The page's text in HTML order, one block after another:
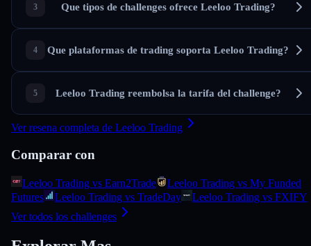
Que tipos de challenges ofrece Leeloo Trading?
Que plataformas de trading soporta Leeloo Trading?
Leeloo Trading reembolsa la tarifa del challenge?
Ver resena completa de Leeloo Trading
Comparar con
Leeloo Trading vs Earn2Trade
Leeloo Trading vs My Funded
Futures
Leeloo Trading vs TradeDay
Leeloo Trading vs FXIFY
Ver todos los challenges